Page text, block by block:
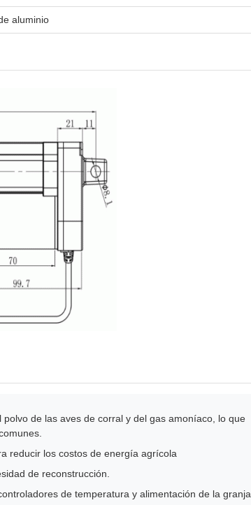
aluminio
de las aves de corral y del gas amoníaco, lo que
reducir los costos de energía agrícola
de reconstrucción.
de temperatura y alimentación de la granja.